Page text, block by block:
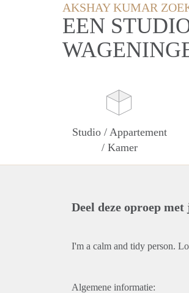
AKSHAY KUMAR
EEN
Studio / Appartement
/ Kamer
Deel deze oproep
I'm a calm and tidy person.
Algemene informatie: